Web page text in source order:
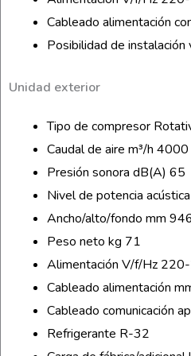
Cableado alimentación
Posibilidad de instalación
Unidad exterior
Tipo de compresor
Caudal de aire m³/h 4000
Presión sonora dB(A) 65
Nivel de potencia
Ancho/alto/fondo mm
Peso neto kg 71
Alimentación V/f/Hz
Cableado alimentación
Cableado comunicación
Refrigerante R-32